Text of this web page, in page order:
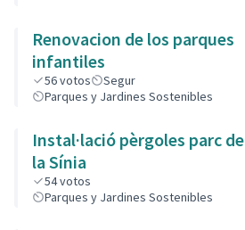
Renovacion de los parques
infantiles
56votos
Segur
Parques y Jardines Sostenibles
Instal·lació pèrgoles parc de
la Sínia
54votos
Parques y Jardines Sostenibles